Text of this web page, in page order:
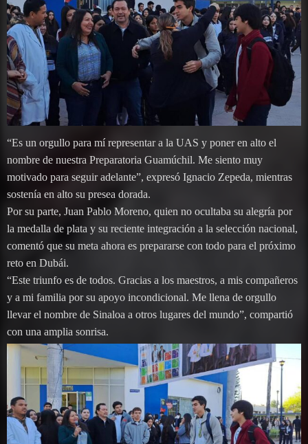
“Es un orgullo para mí representar a la UAS y poner en alto el
nombre de nuestra Preparatoria Guamúchil. Me siento muy
motivado para seguir adelante”, expresó Ignacio Zepeda, mientras
sostenía en alto su presea dorada.
Por su parte, Juan Pablo Moreno, quien no ocultaba su alegría por
la medalla de plata y su reciente integración a la selección nacional,
comentó que su meta ahora es prepararse con todo para el próximo
reto en Dubái.
“Este triunfo es de todos. Gracias a los maestros, a mis compañeros
y a mi familia por su apoyo incondicional. Me llena de orgullo
llevar el nombre de Sinaloa a otros lugares del mundo”, compartió
con una amplia sonrisa.